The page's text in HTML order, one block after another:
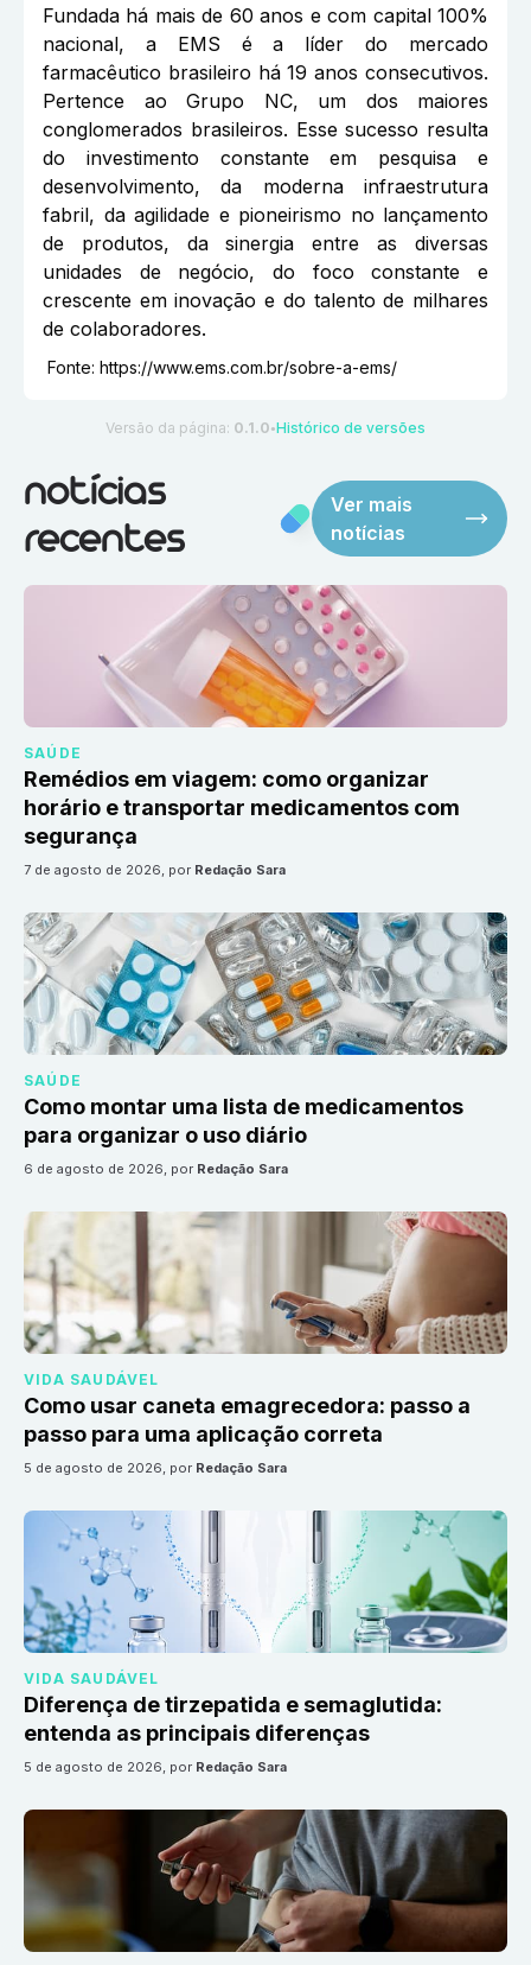
Fundada há mais de 60 anos e com capital 100%
nacional, a EMS é a líder do mercado
farmacêutico brasileiro há 19 anos consecutivos.
Pertence ao Grupo NC, um dos maiores
conglomerados brasileiros. Esse sucesso resulta
do investimento constante em pesquisa e
desenvolvimento, da moderna infraestrutura
fabril, da agilidade e pioneirismo no lançamento
de produtos, da sinergia entre as diversas
unidades de negócio, do foco constante e
crescente em inovação e do talento de milhares
de colaboradores.
Fonte: https://www.ems.com.br/sobre-a-ems/
Versão da página: 0.1.0 ●Histórico de versões
notícias
recentes
Ver mais
notícias
SAÚDE
Remédios em viagem: como organizar
horário e transportar medicamentos com
segurança
7 de agosto de 2026, por Redação Sara
SAÚDE
Como montar uma lista de medicamentos
para organizar o uso diário
6 de agosto de 2026, por Redação Sara
VIDA SAUDÁVEL
Como usar caneta emagrecedora: passo a
passo para uma aplicação correta
5 de agosto de 2026, por Redação Sara
VIDA SAUDÁVEL
Diferença de tirzepatida e semaglutida:
entenda as principais diferenças
5 de agosto de 2026, por Redação Sara